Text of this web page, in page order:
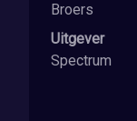
Broers
Uitgever
Spectrum